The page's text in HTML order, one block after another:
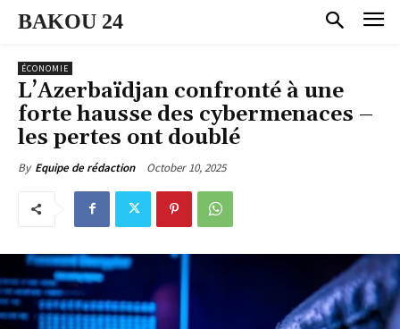
BAKOU 24
ÉCONOMIE
L’Azerbaïdjan confronté à une
forte hausse des cybermenaces –
les pertes ont doublé
By Equipe de rédaction October 10, 2025